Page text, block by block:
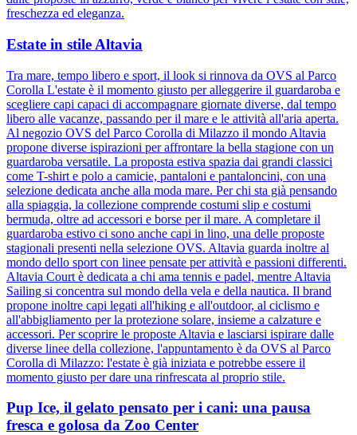
freschezza ed eleganza.
Estate in stile Altavia
Tra mare, tempo libero e sport, il look si rinnova da OVS al Parco
Corolla L'estate è il momento giusto per alleggerire il guardaroba e
scegliere capi capaci di accompagnare giornate diverse, dal tempo
libero alle vacanze, passando per il mare e le attività all'aria aperta.
Al negozio OVS del Parco Corolla di Milazzo il mondo Altavia
propone diverse ispirazioni per affrontare la bella stagione con un
guardaroba versatile. La proposta estiva spazia dai grandi classici
come T-shirt e polo a camicie, pantaloni e pantaloncini, con una
selezione dedicata anche alla moda mare. Per chi sta già pensando
alla spiaggia, la collezione comprende costumi slip e costumi
bermuda, oltre ad accessori e borse per il mare. A completare il
guardaroba estivo ci sono anche capi in lino, una delle proposte
stagionali presenti nella selezione OVS. Altavia guarda inoltre al
mondo dello sport con linee pensate per attività e passioni differenti.
Altavia Court è dedicata a chi ama tennis e padel, mentre Altavia
Sailing si concentra sul mondo della vela e della nautica. Il brand
propone inoltre capi legati all'hiking e all'outdoor, al ciclismo e
all'abbigliamento per la protezione solare, insieme a calzature e
accessori. Per scoprire le proposte Altavia e lasciarsi ispirare dalle
diverse linee della collezione, l'appuntamento è da OVS al Parco
Corolla di Milazzo: l'estate è già iniziata e potrebbe essere il
momento giusto per dare una rinfrescata al proprio stile.
Pup Ice, il gelato pensato per i cani: una pausa
fresca e golosa da Zoo Center